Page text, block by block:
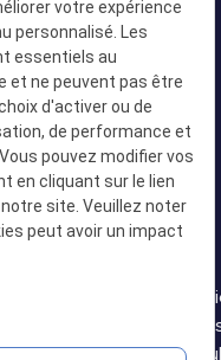
douche
votre expérience
personnalisé. Les
essentiels au
et ne peuvent pas être
d'activer ou de
de performance et
pouvez modifier vos
en cliquant sur le lien
site. Veuillez noter
peut avoir un impact